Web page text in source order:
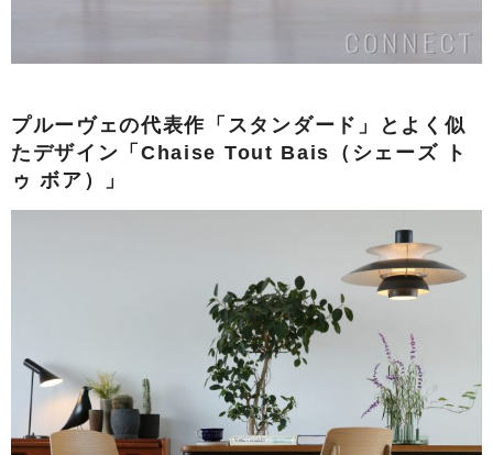
プルーヴェの代表作「スタンダード」とよく似
たデザイン「Chaise Tout Bais（シェーズ ト
ゥ ボア）」